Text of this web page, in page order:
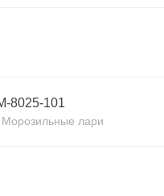
8025-101
Морозильные лари